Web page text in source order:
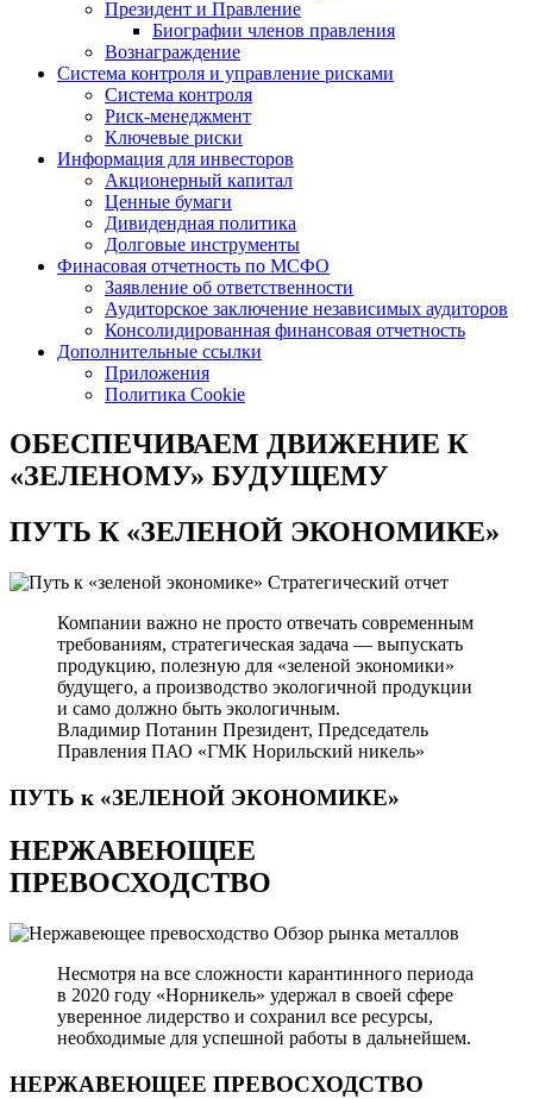
Президент и Правление
Биографии членов правления
Вознаграждение
Система контроля и управление рисками
Система контроля
Риск-менеджмент
Ключевые риски
Информация для инвесторов
Акционерный капитал
Ценные бумаги
Дивидендная политика
Долговые инструменты
Финасовая отчетность по МСФО
Заявление об ответственности
Аудиторское заключение независимых аудиторов
Консолидированная финансовая отчетность
Дополнительные ссылки
Приложения
Политика Cookie
ОБЕСПЕЧИВАЕМ ДВИЖЕНИЕ К
«ЗЕЛЕНОМУ» БУДУЩЕМУ
ПУТЬ К«ЗЕЛЕНОЙ ЭКОНОМИКЕ»
Стратегический отчет
Компании важно не просто отвечать современным
требованиям, стратегическая задача — выпускать
продукцию, полезную для «зеленой экономики»
будущего, а производство экологичной продукции
и само должно быть экологичным.
Владимир Потанин Президент, Председатель
Правления ПАО «ГМК Норильский никель»
ПУТЬ к «ЗЕЛЕНОЙ ЭКОНОМИКЕ»
НЕРЖАВЕЮЩЕЕ
ПРЕВОСХОДСТВО
Обзор рынка металлов
Несмотря на все сложности карантинного периода
в 2020 году «Норникель» удержал в своей сфере
уверенное лидерство и сохранил все ресурсы,
необходимые для успешной работы в дальнейшем.
НЕРЖАВЕЮЩЕЕ ПРЕВОСХОДСТВО